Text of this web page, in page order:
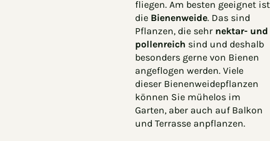
fliegen. Am besten geeignet ist
die Bienenweide. Das sind
Pflanzen, die sehr nektar- und
pollenreich sind und deshalb
besonders gerne von Bienen
angeflogen werden. Viele
dieser Bienenweidepflanzen
können Sie mühelos im
Garten, aber auch auf Balkon
und Terrasse anpflanzen.